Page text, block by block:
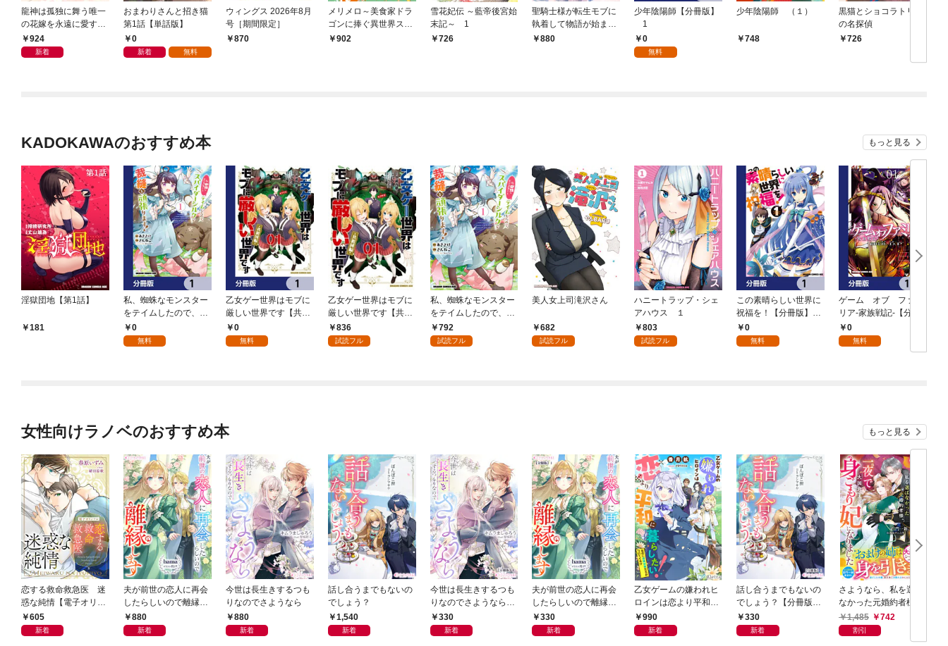
龍神は孤独に舞う唯一
の花嫁を永遠に愛する
【電子特別版】
924
新着
おまわりさんと招き猫
第1話【単話版】
0
新着 無料
ウィングス 2026年8月
号［期間限定］
870
メリメロ～美食家ドラ
ゴンに捧ぐ異世界スイ
ーツ～（１）
902
雪花妃伝 ～藍帝後宮始
末記～ 1
726
聖騎士様が転生モブに
執着して物語が始まら
ない【電子特別版】
880
少年陰陽師【分冊版】
1
0
無料
少年陰陽師 （１）
748
黒猫とショコラトリー
の名探偵
726
KADOKAWAのおすすめ本 もっと見る
淫獄団地【第1話】
181
私、蜘蛛なモンスター
をテイムしたので、ス
パイダーシルクで裁縫
を頑張ります！【分冊
0
無料
乙女ゲー世界はモブに
厳しい世界です【共和
国編】【分冊版】 1
0
無料
乙女ゲー世界はモブに
厳しい世界です【共和
国編】 ０１
836
試読フル
私、蜘蛛なモンスター
をテイムしたので、ス
パイダーシルクで裁縫
を頑張ります！ 1
792
試読フル
美人女上司滝沢さん
682
試読フル
ハニートラップ・シェ
アハウス １
803
試読フル
この素晴らしい世界に
祝福を！【分冊版】
1 0
無料
ゲーム オブ ファミ
リア-家族戦記-【分冊
版】 1
0
無料
女性向けラノベのおすすめ本 もっと見る
恋する救命救急医 迷
惑な純情【電子オリジ
ナル】
605
新着
夫が前世の恋人に再会
したらしいので離縁し
ます880
新着
今世は長生きするつも
りなのでさようなら
880
新着
話し合うまでもないの
でしょう？
1,540
新着
今世は長生きするつも
りなのでさようなら
【分冊版】1
330
新着
夫が前世の恋人に再会
したらしいので離縁し
ます【分冊版】1
330
新着
乙女ゲームの嫌われヒ
ロインは恋より平和に
暮らしたい！（なのに
攻略対象たちがついて
990
新着
話し合うまでもないの
でしょう？【分冊版】
1 330
新着
さようなら、私を選ば
なかった元婚約者様。
一夜で大国君主の身ご
もり妃になりました
【電子限定SS付き】
1,485 742
割引